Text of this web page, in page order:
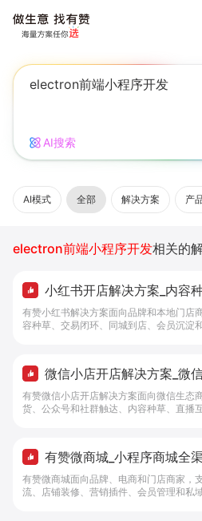
AI搜索
AI模式 全部 解决方案 产
electron前端小程序开发相关的
小红书开店解决方案_内容
化工具 - 做生意, 找有赞
有赞小红书解决方案面向品牌和本地门店
容种草、交易闭环、同城到店、会员沉淀
微信小店开店解决方案_微
经营 - 做生意, 找有赞
有赞微信小店开店解决方案面向微信生态
货、公众号和社群触达、内容种草、直播
有赞微商城_小程序商城全
购工具 - 做生意, 找有赞
有赞微商城面向品牌、电商和门店商家，
流、店铺装修、营销插件、会员管理和私